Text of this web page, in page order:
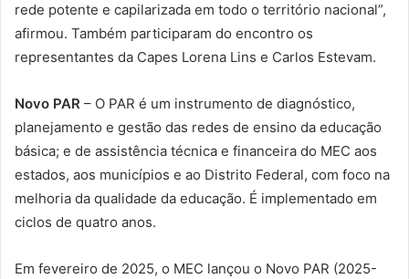
rede potente e capilarizada em todo o território nacional”,
afirmou. Também participaram do encontro os
representantes da Capes Lorena Lins e Carlos Estevam.
Novo PAR – O PAR é um instrumento de diagnóstico,
planejamento e gestão das redes de ensino da educação
básica; e de assistência técnica e financeira do MEC aos
estados, aos municípios e ao Distrito Federal, com foco na
melhoria da qualidade da educação. É implementado em
ciclos de quatro anos.
Em fevereiro de 2025, o MEC lançou o Novo PAR (2025-